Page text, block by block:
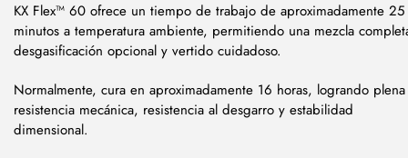
KX Flex™ 60 ofrece un tiempo de trabajo de aproximadamente 25
minutos a temperatura ambiente, permitiendo una mezcla
desgasificación opcional y vertido cuidadoso.
Normalmente, cura en aproximadamente 16 horas, logrando plena
resistencia mecánica, resistencia al desgarro y estabilidad
dimensional.